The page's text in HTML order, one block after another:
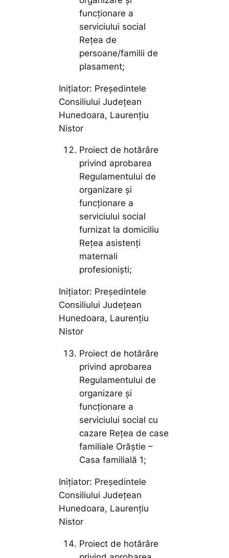
funcționare a
serviciului social
Rețea de
persoane/familii de
plasament;
Inițiator: Președintele
Consiliului Județean
Hunedoara, Laurențiu
Nistor
Proiect de hotărâre
privind aprobarea
Regulamentului de
organizare și
funcționare a
serviciului social
furnizat la domiciliu
Rețea asistenți
maternali
profesioniști;
Inițiator: Președintele
Consiliului Județean
Hunedoara, Laurențiu
Nistor
Proiect de hotărâre
privind aprobarea
Regulamentului de
organizare și
funcționare a
serviciului social cu
cazare Rețea de case
familiale Orăștie –
Casa familială 1;
Inițiator: Președintele
Consiliului Județean
Hunedoara, Laurențiu
Nistor
Proiect de hotărâre